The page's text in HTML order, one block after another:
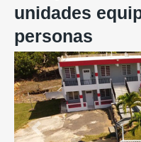
unidades
personas
Previous